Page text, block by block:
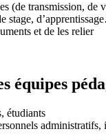
(de transmission,
stage,
et de les relier
équipes
étudiants
administratifs,